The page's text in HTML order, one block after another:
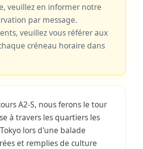
veuillez en informer notre
par message.
veuillez vous référer aux
créneau horaire dans
A2-S, nous ferons le tour
à travers les quartiers les
lors d'une balade
et remplies de culture